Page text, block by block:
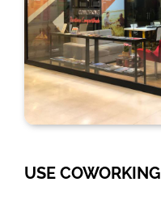
USE COWORKING